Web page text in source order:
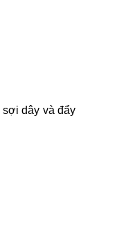
dây và đẩy